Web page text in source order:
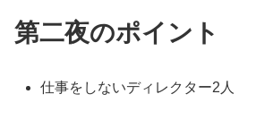
第二夜のポイント
仕事をしないディレクター2人